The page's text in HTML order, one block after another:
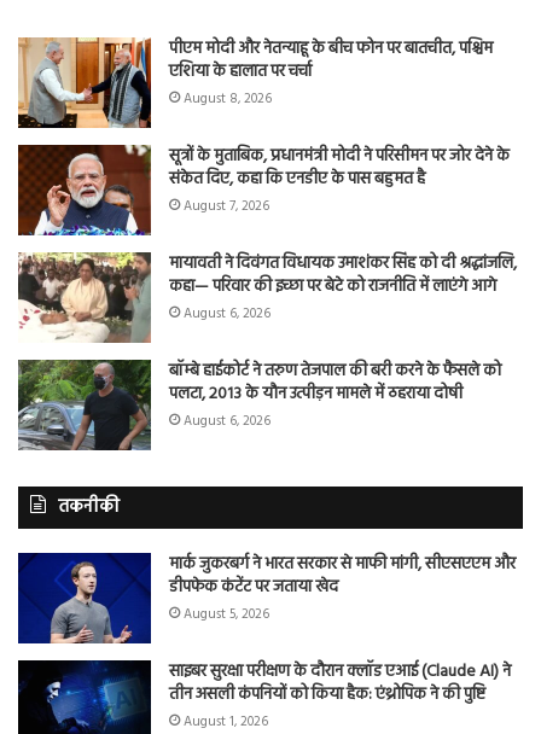
पीएम मोदी और नेतन्याहू के बीच फोन पर बातचीत, पश्चिम
एशिया के हालात पर चर्चा
August 8, 2026
सूत्रों के मुताबिक, प्रधानमंत्री मोदी ने परिसीमन पर जोर देने के
संकेत दिए, कहा कि एनडीए के पास बहुमत है
August 7, 2026
मायावती ने दिवंगत विधायक उमाशंकर सिंह को दी श्रद्धांजलि,
कहा— परिवार की इच्छा पर बेटे को राजनीति में लाएंगे आगे
August 6, 2026
बॉम्बे हाईकोर्ट ने तरुण तेजपाल की बरी करने के फैसले को
पलटा, 2013 के यौन उत्पीड़न मामले में ठहराया दोषी
August 6, 2026
तकनीकी
मार्क जुकरबर्ग ने भारत सरकार से माफी मांगी, सीएसएएम और
डीपफेक कंटेंट पर जताया खेद
August 5, 2026
साइबर सुरक्षा परीक्षण के दौरान क्लॉड एआई (Claude AI) ने
तीन असली कंपनियों को किया हैक: एंथ्रोपिक ने की पुष्टि
August 1, 2026